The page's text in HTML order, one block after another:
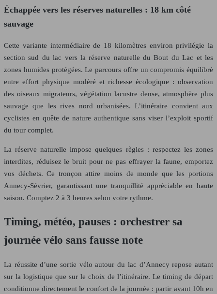
Échappée vers les réserves naturelles : 18 km côté
sauvage
Cette variante intermédiaire de 18 kilomètres environ privilégie la
section sud du lac vers la réserve naturelle du Bout du Lac et les
zones humides protégées. Le parcours offre un compromis équilibré
entre effort physique modéré et richesse écologique : observation
des oiseaux migrateurs, végétation lacustre dense, atmosphère plus
sauvage que les rives nord urbanisées. L’itinéraire convient aux
cyclistes en quête de nature authentique sans viser l’exploit sportif
du tour complet.
La réserve naturelle impose quelques règles : respectez les zones
interdites, réduisez le bruit pour ne pas effrayer la faune, emportez
vos déchets. Ce tronçon attire moins de monde que les portions
Annecy-Sévrier, garantissant une tranquillité appréciable en haute
saison. Comptez 2 à 3 heures selon votre rythme.
Timing, météo, pauses : orchestrer sa
journée vélo sans fausse note
La réussite d’une sortie vélo autour du lac d’Annecy repose autant
sur la logistique que sur le choix de l’itinéraire. Le timing de départ
conditionne directement le confort de la journée : partir avant 10h en